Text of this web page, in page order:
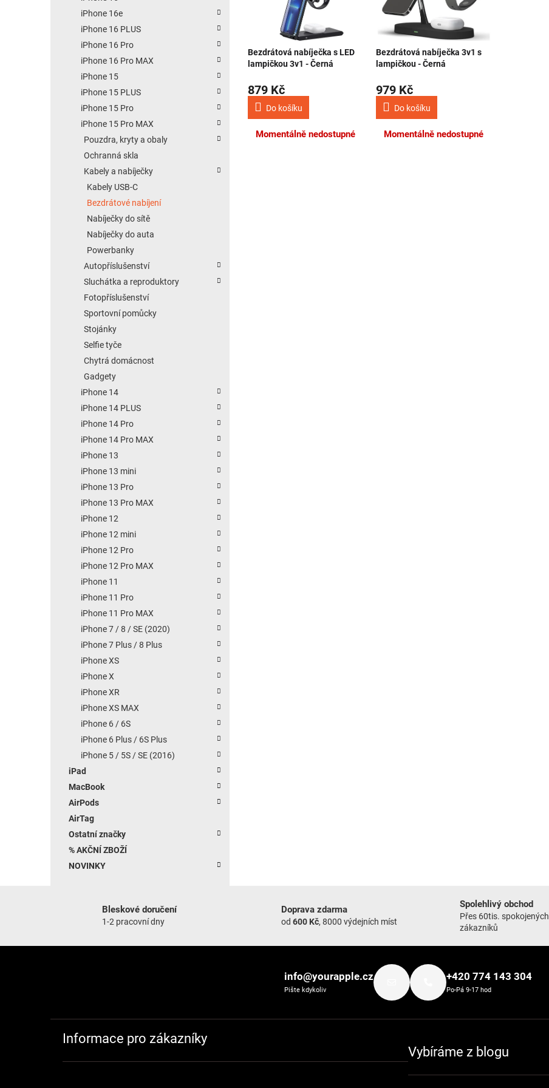
iPhone 16e
iPhone 16 PLUS
iPhone 16 Pro
iPhone 16 Pro MAX
iPhone 15
iPhone 15 PLUS
iPhone 15 Pro
iPhone 15 Pro MAX
Pouzdra, kryty a obaly
Ochranná skla
Kabely a nabíječky
Kabely USB-C
Bezdrátové nabíjení
Nabíječky do sítě
Nabíječky do auta
Powerbanky
Autopříslušenství
Sluchátka a reproduktory
Fotopříslušenství
Sportovní pomůcky
Stojánky
Selfie tyče
Chytrá domácnost
Gadgety
iPhone 14
iPhone 14 PLUS
iPhone 14 Pro
iPhone 14 Pro MAX
iPhone 13
iPhone 13 mini
iPhone 13 Pro
iPhone 13 Pro MAX
iPhone 12
iPhone 12 mini
iPhone 12 Pro
iPhone 12 Pro MAX
iPhone 11
iPhone 11 Pro
iPhone 11 Pro MAX
iPhone 7 / 8 / SE (2020)
iPhone 7 Plus / 8 Plus
iPhone XS
iPhone X
iPhone XR
iPhone XS MAX
iPhone 6 / 6S
iPhone 6 Plus / 6S Plus
iPhone 5 / 5S / SE (2016)
iPad
MacBook
AirPods
AirTag
Ostatní značky
% AKČNÍ ZBOŽÍ
NOVINKY
Bezdrátová nabíječka s LED
lampičkou 3v1 - Černá
879 Kč
Do košíku
Momentálně nedostupné
Bezdrátová nabíječka 3v1 s
lampičkou - Černá
979 Kč
Do košíku
Momentálně nedostupné
Bleskové doručení
1-2 pracovní dny
Doprava zdarma
od 600 Kč, 8000 výdejních míst
Spolehlivý obchod
Přes 60tis. spokojených
zákazníků
info@yourapple.cz
Pište kdykoliv
+420 774 143 304
Po-Pá 9-17 hod
Informace pro zákazníky
Vybíráme z blogu